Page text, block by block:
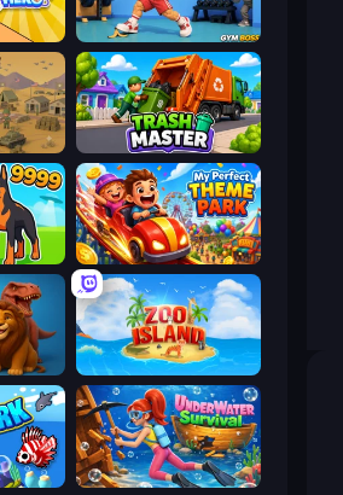
Gym Boss
Hero
Trash Master
America
My Perfect Theme Park
vs Aliens
Zoo Island
Zoo Park
Underwater Survival
Park